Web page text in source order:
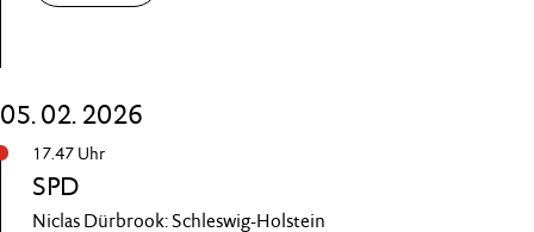
05. 02. 2026
17.47 Uhr
SPD
Niclas Dürbrook: Schleswig-Holstein